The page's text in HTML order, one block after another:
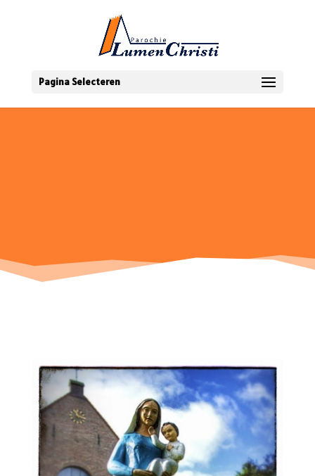
Pagina Selecteren